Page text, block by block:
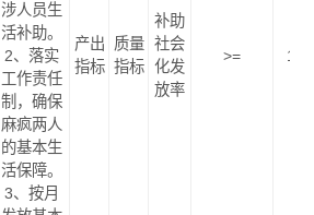
涉人员生
活补助。
2、落实
工作责任
制，确保
麻疯两人
的基本生
活保障。
3、按月
产出
指标
质量
指标
补助
社会
化发
放率
>= 100